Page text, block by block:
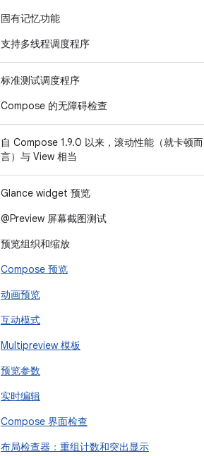
固有记忆功能
支持多线程调度程序
标准测试调度程序
Compose 的无障碍检查
自 Compose 1.9.0 以来，滚动性能（就卡顿而
言）与 View 相当
Glance widget 预览
@Preview 屏幕截图测试
预览组织和缩放
Compose 预览
动画预览
互动模式
Multipreview 模板
预览参数
实时编辑
Compose 界面检查
布局检查器：重组计数和突出显示